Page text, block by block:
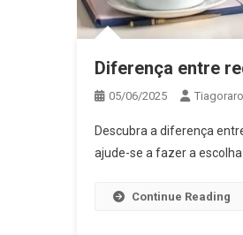
Diferença entre
05/06/2025 Tiagoraro
Descubra a diferença
ajude-se a fazer a
Continue Reading